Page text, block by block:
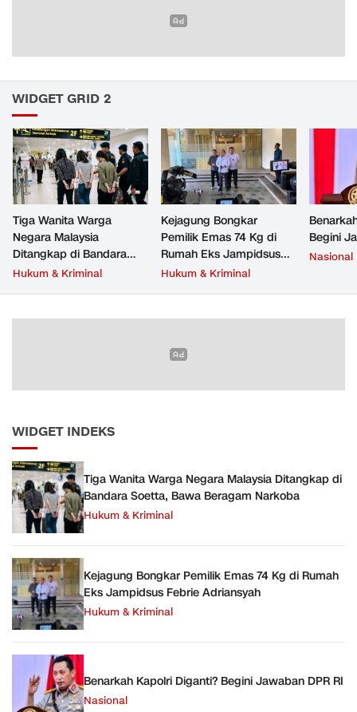
WIDGET GRID 2
Tiga Wanita Warga
Negara Malaysia
Ditangkap di Bandara
Soetta, Bawa Beragam
Hukum & Kriminal
Kejagung Bongkar
Pemilik Emas 74 Kg di
Rumah Eks Jampidsus
Febrie Adriansyah
Hukum & Kriminal
Begini
Nasional
WIDGET INDEKS
Tiga Wanita Warga Negara Malaysia Ditangkap di
Bandara Soetta, Bawa Beragam Narkoba
Hukum & Kriminal
Kejagung Bongkar Pemilik Emas 74 Kg di Rumah
Eks Jampidsus Febrie Adriansyah
Hukum & Kriminal
Benarkah Kapolri Diganti? Begini Jawaban DPR RI
Nasional